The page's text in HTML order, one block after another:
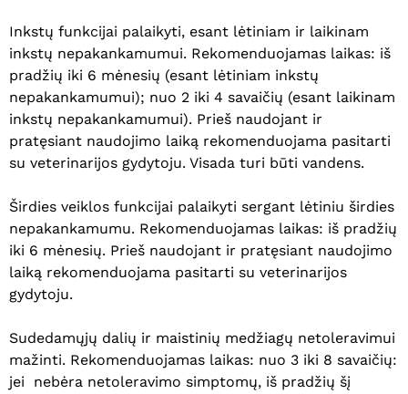
Inkstų funkcijai palaikyti, esant lėtiniam ir laikinam
inkstų nepakankamumui. Rekomenduojamas laikas: iš
pradžių iki 6 mėnesių (esant lėtiniam inkstų
nepakankamumui); nuo 2 iki 4 savaičių (esant laikinam
inkstų nepakankamumui). Prieš naudojant ir
pratęsiant naudojimo laiką rekomenduojama pasitarti
su veterinarijos gydytoju. Visada turi būti vandens.
Širdies veiklos funkcijai palaikyti sergant lėtiniu širdies
nepakankamumu. Rekomenduojamas laikas: iš pradžių
iki 6 mėnesių. Prieš naudojant ir pratęsiant naudojimo
laiką rekomenduojama pasitarti su veterinarijos
gydytoju.
Sudedamųjų dalių ir maistinių medžiagų netoleravimui
mažinti. Rekomenduojamas laikas: nuo 3 iki 8 savaičių:
jei nebėra netoleravimo simptomų, iš pradžių šį